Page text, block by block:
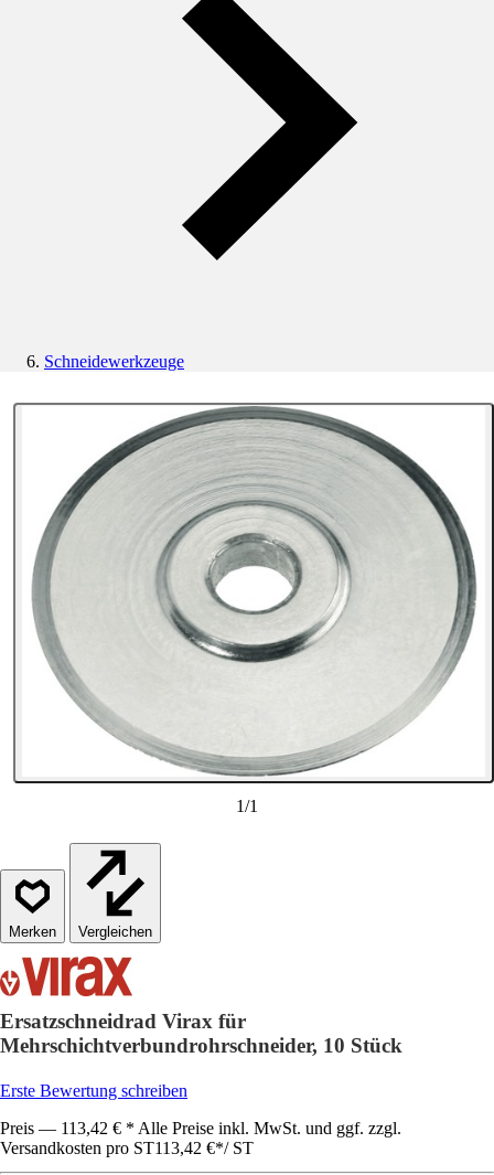
Schneidewerkzeuge
1/1
Vergleichen
Ersatzschneidrad Virax für
Mehrschichtverbundrohrschneider, 10 Stück
Erste Bewertung schreiben
Preis — 113,42 € * Alle Preise inkl. MwSt. und ggf. zzgl.
Versandkosten pro ST113,42 €*/ ST